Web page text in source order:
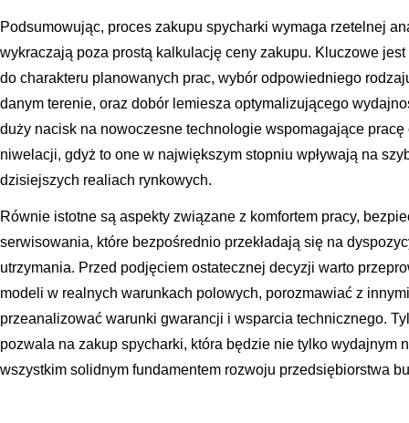
Podsumowując, proces zakupu spycharki wymaga rzetelnej
wykraczają poza prostą kalkulację ceny zakupu. Kluczowe
do charakteru planowanych prac, wybór odpowiedniego
danym terenie, oraz dobór lemiesza optymalizującego
duży nacisk na nowoczesne technologie wspomagające
niwelacji, gdyż to one w największym stopniu wpływają na
dzisiejszych realiach rynkowych.
Równie istotne są aspekty związane z komfortem pracy,
serwisowania, które bezpośrednio przekładają się na
utrzymania. Przed podjęciem ostatecznej decyzji warto
modeli w realnych warunkach polowych, porozmawiać z
przeanalizować warunki gwarancji i wsparcia technicznego.
pozwala na zakup spycharki, która będzie nie tylko wydajnym
wszystkim solidnym fundamentem rozwoju przedsiębiorstwa